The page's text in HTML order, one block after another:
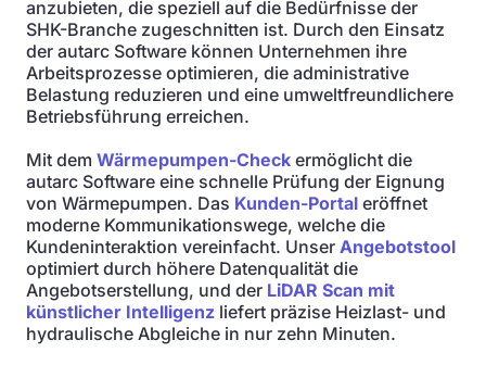
anzubieten, die speziell auf die Bedürfnisse der
SHK-Branche zugeschnitten ist. Durch den Einsatz
der autarc Software können Unternehmen ihre
Arbeitsprozesse optimieren, die administrative
Belastung reduzieren und eine umweltfreundlichere
Betriebsführung erreichen.
Mit dem Wärmepumpen-Check ermöglicht die
autarc Software eine schnelle Prüfung der Eignung
von Wärmepumpen. Das Kunden-Portal eröffnet
moderne Kommunikationswege, welche die
Kundeninteraktion vereinfacht. Unser Angebotstool
optimiert durch höhere Datenqualität die
Angebotserstellung, und der LiDAR Scan mit
künstlicher Intelligenz liefert präzise Heizlast- und
hydraulische Abgleiche in nur zehn Minuten.